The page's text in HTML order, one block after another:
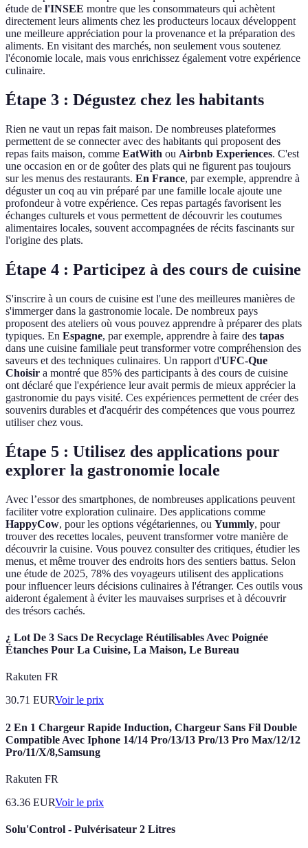
étude de l'INSEE montre que les consommateurs qui achètent
directement leurs aliments chez les producteurs locaux développent
une meilleure appréciation pour la provenance et la préparation des
aliments. En visitant des marchés, non seulement vous soutenez
l'économie locale, mais vous enrichissez également votre expérience
culinaire.
Étape 3 : Dégustez chez les habitants
Rien ne vaut un repas fait maison. De nombreuses plateformes
permettent de se connecter avec des habitants qui proposent des
repas faits maison, comme EatWith ou Airbnb Experiences. C'est
une occasion en or de goûter des plats qui ne figurent pas toujours
sur les menus des restaurants. En France, par exemple, apprendre à
déguster un coq au vin préparé par une famille locale ajoute une
profondeur à votre expérience. Ces repas partagés favorisent les
échanges culturels et vous permettent de découvrir les coutumes
alimentaires locales, souvent accompagnées de récits fascinants sur
l'origine des plats.
Étape 4 : Participez à des cours de cuisine
S'inscrire à un cours de cuisine est l'une des meilleures manières de
s'immerger dans la gastronomie locale. De nombreux pays
proposent des ateliers où vous pouvez apprendre à préparer des plats
typiques. En Espagne, par exemple, apprendre à faire des tapas
dans une cuisine familiale peut transformer votre compréhension des
saveurs et des techniques culinaires. Un rapport d'UFC-Que
Choisir a montré que 85% des participants à des cours de cuisine
ont déclaré que l'expérience leur avait permis de mieux apprécier la
gastronomie du pays visité. Ces expériences permettent de créer des
souvenirs durables et d'acquérir des compétences que vous pourrez
utiliser chez vous.
Étape 5 : Utilisez des applications pour
explorer la gastronomie locale
Avec l’essor des smartphones, de nombreuses applications peuvent
faciliter votre exploration culinaire. Des applications comme
HappyCow, pour les options végétariennes, ou Yummly, pour
trouver des recettes locales, peuvent transformer votre manière de
découvrir la cuisine. Vous pouvez consulter des critiques, étudier les
menus, et même trouver des endroits hors des sentiers battus. Selon
une étude de 2025, 78% des voyageurs utilisent des applications
pour influencer leurs décisions culinaires à l'étranger. Ces outils vous
aideront également à éviter les mauvaises surprises et à découvrir
des trésors cachés.
¿ Lot De 3 Sacs De Recyclage Réutilisables Avec Poignée
Étanches Pour La Cuisine, La Maison, Le Bureau
Rakuten FR
30.71 EURVoir le prix
2 En 1 Chargeur Rapide Induction, Chargeur Sans Fil Double
Compatible Avec Iphone 14/14 Pro/13/13 Pro/13 Pro Max/12/12
Pro/11/X/8,Samsung
Rakuten FR
63.36 EURVoir le prix
Solu'Control - Pulvérisateur 2 Litres